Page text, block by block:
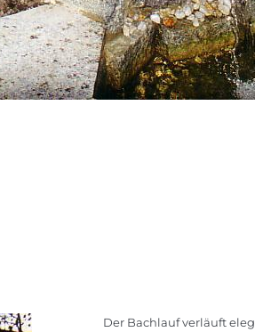
Der Bachlauf verläuft